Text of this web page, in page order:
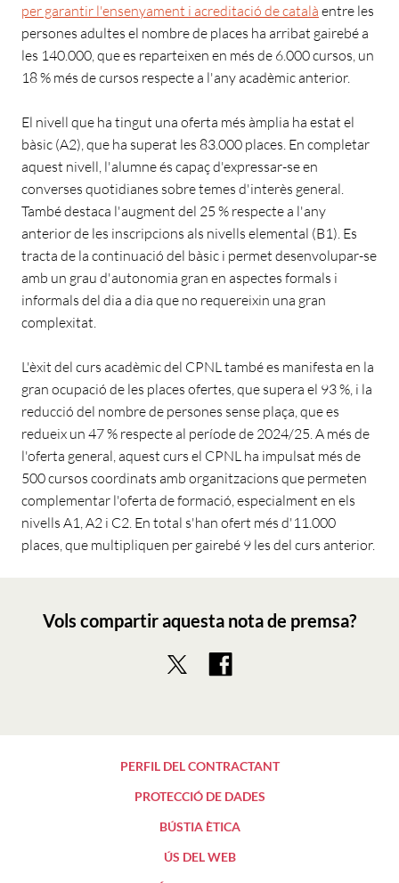
per garantir l'ensenyament i acreditació de català entre les
persones adultes el nombre de places ha arribat gairebé a
les 140.000, que es reparteixen en més de 6.000 cursos, un
18 % més de cursos respecte a l'any acadèmic anterior.
El nivell que ha tingut una oferta més àmplia ha estat el
bàsic (A2), que ha superat les 83.000 places. En completar
aquest nivell, l'alumne és capaç d'expressar-se en
converses quotidianes sobre temes d'interès general.
També destaca l'augment del 25 % respecte a l'any
anterior de les inscripcions als nivells elemental (B1). Es
tracta de la continuació del bàsic i permet desenvolupar-se
amb un grau d'autonomia gran en aspectes formals i
informals del dia a dia que no requereixin una gran
complexitat.
L'èxit del curs acadèmic del CPNL també es manifesta en la
gran ocupació de les places ofertes, que supera el 93 %, i la
reducció del nombre de persones sense plaça, que es
redueix un 47 % respecte al període de 2024/25. A més de
l'oferta general, aquest curs el CPNL ha impulsat més de
500 cursos coordinats amb organitzacions que permeten
complementar l'oferta de formació, especialment en els
nivells A1, A2 i C2. En total s'han ofert més d'11.000
places, que multipliquen per gairebé 9 les del curs anterior.
Vols compartir aquesta nota de premsa?
PERFIL DEL CONTRACTANT
PROTECCIÓ DE DADES
BÚSTIA ÈTICA
ÚS DEL WEB